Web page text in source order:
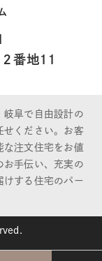
番地11
岐阜で自由設計の
せください。お客
な注文住宅をお値
お手伝い、充実の
けする住宅のパー